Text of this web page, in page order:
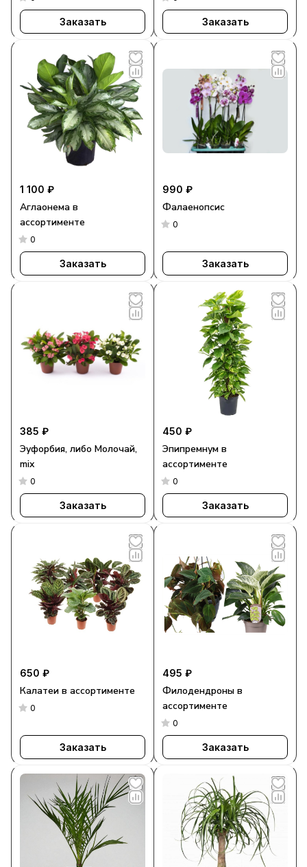
Заказать Заказать
1 100 ₽
Аглаонема в
ассортименте
0
Заказать
990 ₽
Фалаенопсис
0
Заказать
385 ₽
Эуфорбия, либо Молочай,
mix
0
Заказать
450 ₽
Эпипремнум в
ассортименте
0
Заказать
650 ₽
Калатеи в ассортименте
0
Заказать
495 ₽
Филодендроны в
ассортименте
0
Заказать